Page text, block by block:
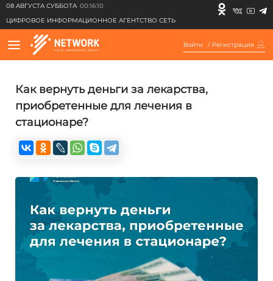
08 АВГУСТА СУББОТА 00:16:10
ЦИФРОВОЕ ИНФОРМАЦИОННОЕ АГЕНТСТВО СЕТЬ
Войти / Регистрация
Как вернуть деньги за лекарства,
приобретенные для лечения в
стационаре?